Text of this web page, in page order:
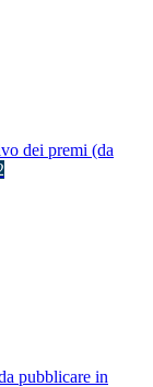
dei premi (da
pubblicare in